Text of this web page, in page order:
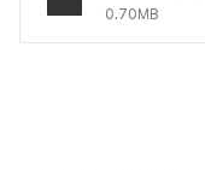
0.70MB